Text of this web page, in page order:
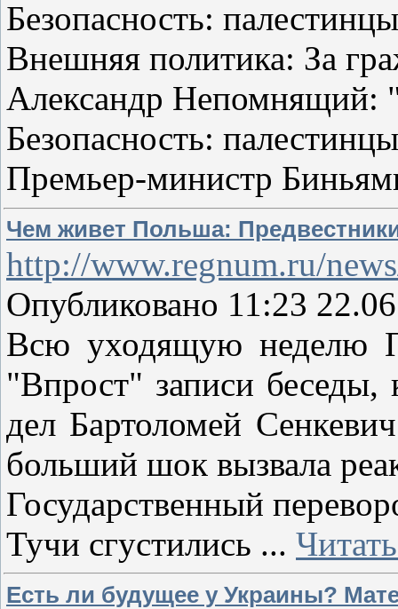
Безопасность:
Внешняя политика: За
Александр Непомнящий:
Безопасность:
Премьер-министр
Чем живет Польша:
http://www.regnum.ru/
Опубликовано 11:23
Всю уходящую неделю
"Впрост" записи
дел Бартоломей
больший шок вызвала
Государственный
Тучи сгустились ...
Есть ли будущее у Украины?